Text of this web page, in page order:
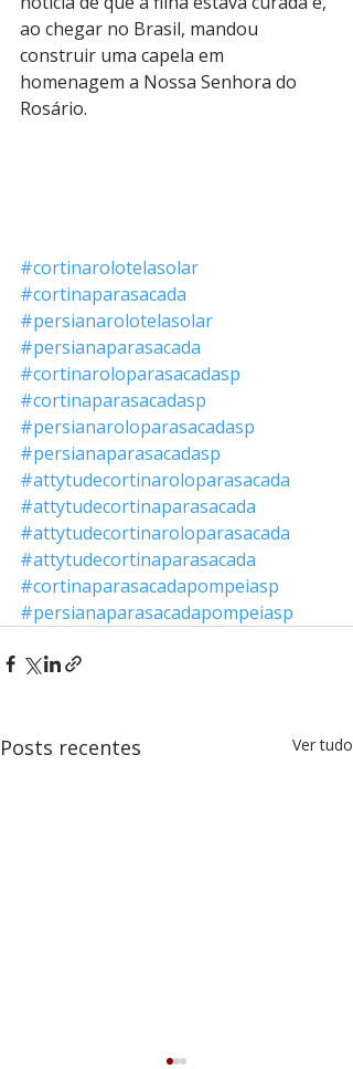
ao chegar no Brasil, mandou
construir uma capela em
homenagem a Nossa Senhora do
Rosário.
#cortinarolotelasolar
#cortinaparasacada
#persianarolotelasolar
#persianaparasacada
#cortinaroloparasacadasp
#cortinaparasacadasp
#persianaroloparasacadasp
#persianaparasacadasp
#attytudecortinaroloparasacada
#attytudecortinaparasacada
#attytudecortinaroloparasacada
#attytudecortinaparasacada
#cortinaparasacadapompeiasp
#persianaparasacadapompeiasp
Posts recentes Ver tudo